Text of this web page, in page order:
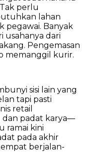
perlu
lahan
pegawai. Banyak
usahanya dari
Pengemasan
memanggil kurir.
sisi lain yang
tapi pasti
retail
dan padat karya—
ramai kini
pada akhir
berjalan-